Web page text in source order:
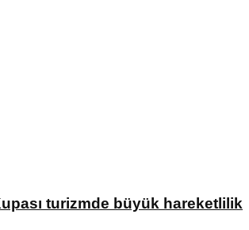
turizmde büyük hareketlilik